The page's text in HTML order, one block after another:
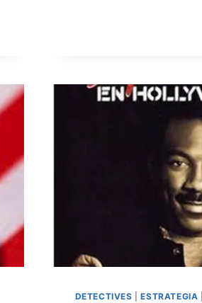
DETECTIVES |ESTRATEGIA